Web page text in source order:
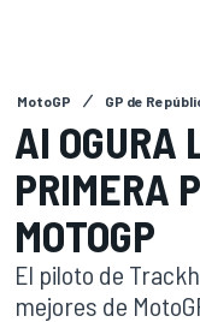
MotoGP GP de
AI OGURA
PRIMERA
MOTOGP
El piloto de
mejores de